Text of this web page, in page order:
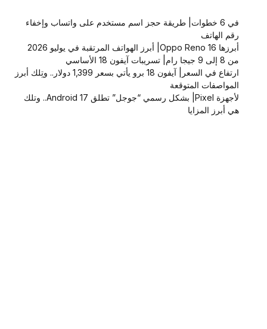
في 6 خطوات| طريقة حجز اسم مستخدم على واتساب وإخفاء
رقم الهاتف
أبرزها Oppo Reno 16| أبرز الهواتف المرتقبة في يوليو 2026
من 8 إلى 9 جيجا رام| تسريبات آيفون 18 الأساسي
ارتفاع في السعر| آيفون 18 برو يأتي بسعر 1,399 دولار.. وتِلك أبرز
المواصفات المتوقعة
لأجهزة Pixel| بشكل رسمي “جوجل” تطلق Android 17.. وتلك
هي أبرز المزايا